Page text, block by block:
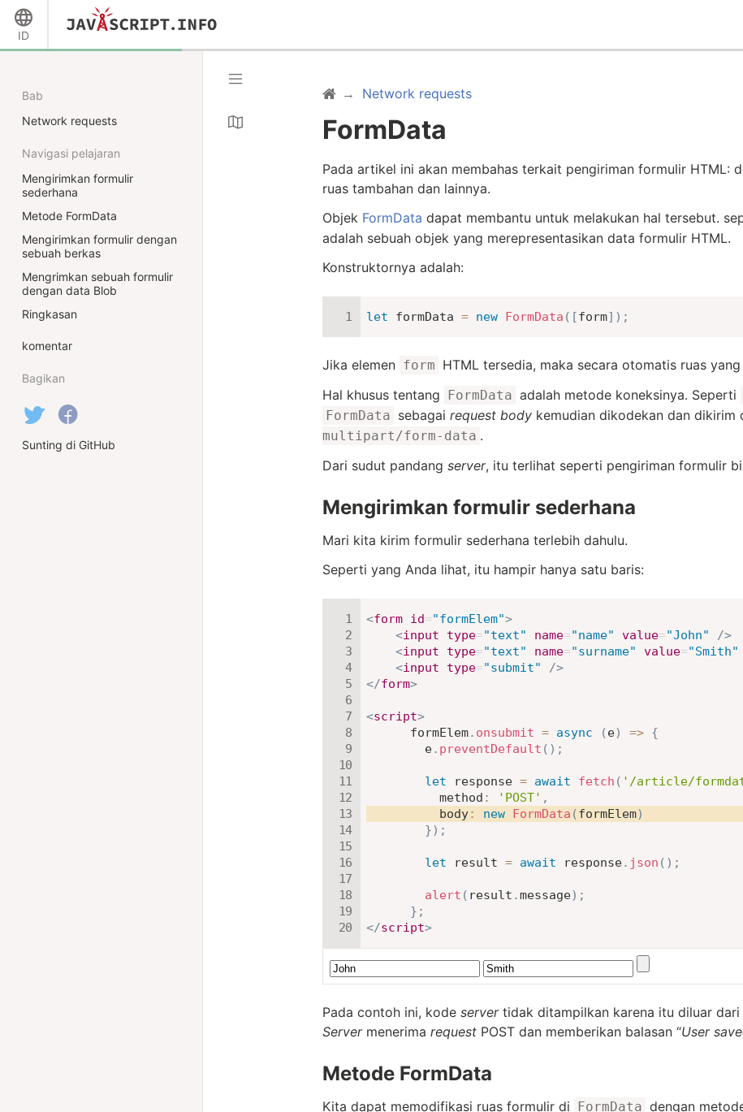
ID
Network requests
FormData
Pada artikel ini akan membahas terkait pengiriman formulir HTML:
ruas tambahan dan lainnya.
Objek FormData dapat membantu untuk melakukan hal tersebut.
adalah sebuah objek yang merepresentasikan data formulir HTML.
Konstruktornya adalah:
let formData = new FormData ( [form] ) ;
Jika elemen form HTML tersedia, maka secara otomatis ruas
Hal khusus tentang FormData adalah metode koneksinya. Seperti
FormData sebagai request body kemudian dikodekan dan dikirim
multipart/form-data .
Dari sudut pandang server, itu terlihat seperti pengiriman formulir
Mengirimkan formulir sederhana
Mari kita kirim formulir sederhana terlebih dahulu.
Seperti yang Anda lihat, itu hampir hanya satu baris:
<form id="formElem">
<input type="text" name="name" value="John"
/>
<input type="text" name="surname" value="Smith"
<input type="submit"
/>
</form>
<script>
      formElem
. onsubmit = async (e) => {
        e
. preventDefault ( ) ;
let response = await fetch ( '/article/
method : 'POST' ,
body: new FormData (formElem)
}) ;
let result = await response. json ( ) ;
alert ( result .message) ;
} ;
</script>
Pada contoh ini, kode servertidak ditampilkan karena itu diluar dari
Servermenerima request POST dan memberikan balasan “User
Metode FormData
Kita dapat memodifikasi ruas formulir di FormData dengan
Bab
Network requests
Navigasi pelajaran
Mengirimkan formulir
sederhana
Metode FormData
Mengirimkan formulir dengan
sebuah berkas
Mengrimkan sebuah formulir
dengan data Blob
Ringkasan
komentar
Bagikan
Sunting di GitHub